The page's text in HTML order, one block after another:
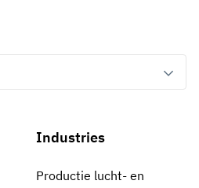
Industries
Productie lucht- en